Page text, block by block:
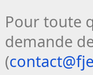
Pour toute
demande
(